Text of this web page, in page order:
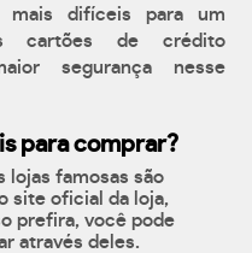
mais difíceis para um
cartões de crédito
segurança nesse
para comprar?
lojas famosas são
site oficial da loja,
prefira, você pode
através deles.